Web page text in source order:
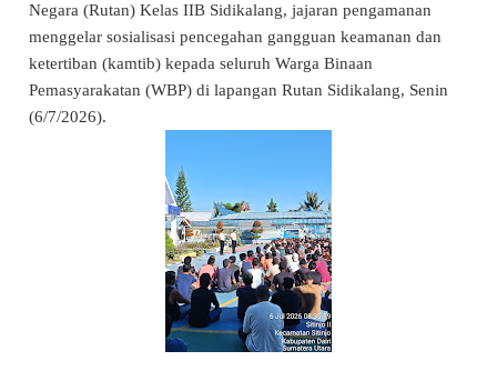
Negara (Rutan) Kelas IIB Sidikalang, jajaran pengamanan
menggelar sosialisasi pencegahan gangguan keamanan dan
ketertiban (kamtib) kepada seluruh Warga Binaan
Pemasyarakatan (WBP) di lapangan Rutan Sidikalang, Senin
(6/7/2026).